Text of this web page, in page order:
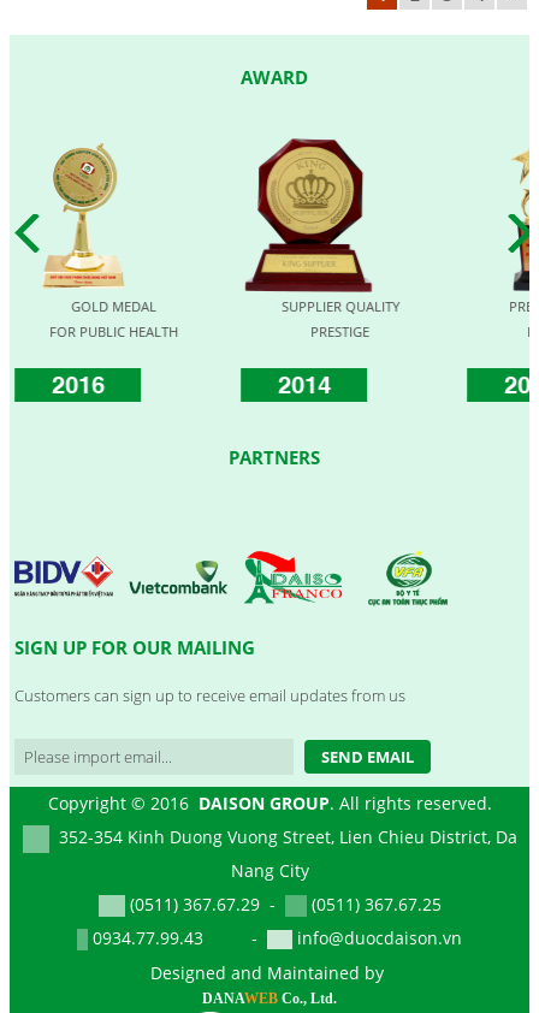
AWARD
GOLD MEDAL
FOR PUBLIC HEALTH
2016
SUPPLIER QUALITY
PRESTIGE
2014
PARTNERS
SIGN UP FOR OUR MAILING
Customers can sign up to receive email updates from us
SEND EMAIL
Copyright © 2016 DAISON GROUP. All rights reserved.
352-354 Kinh Duong Vuong Street, Lien Chieu District, Da
Nang City
(0511) 367.67.29 -
(0511) 367.67.25
0934.77.99.43 -
info@duocdaison.vn
Designed and Maintained by
DANAWEB Co., Ltd.